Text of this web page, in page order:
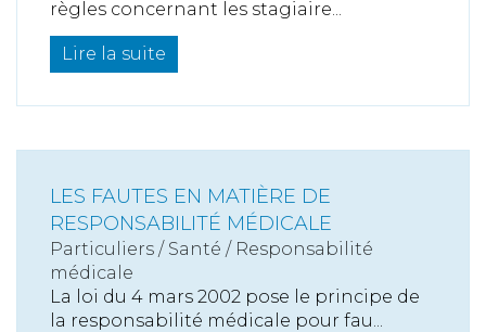
règles concernant les stagiaire...
Lire la suite
LES FAUTES EN MATIÈRE DE
RESPONSABILITÉ MÉDICALE
Particuliers / Santé / Responsabilité
médicale
La loi du 4 mars 2002 pose le principe de
la responsabilité médicale pour fau...